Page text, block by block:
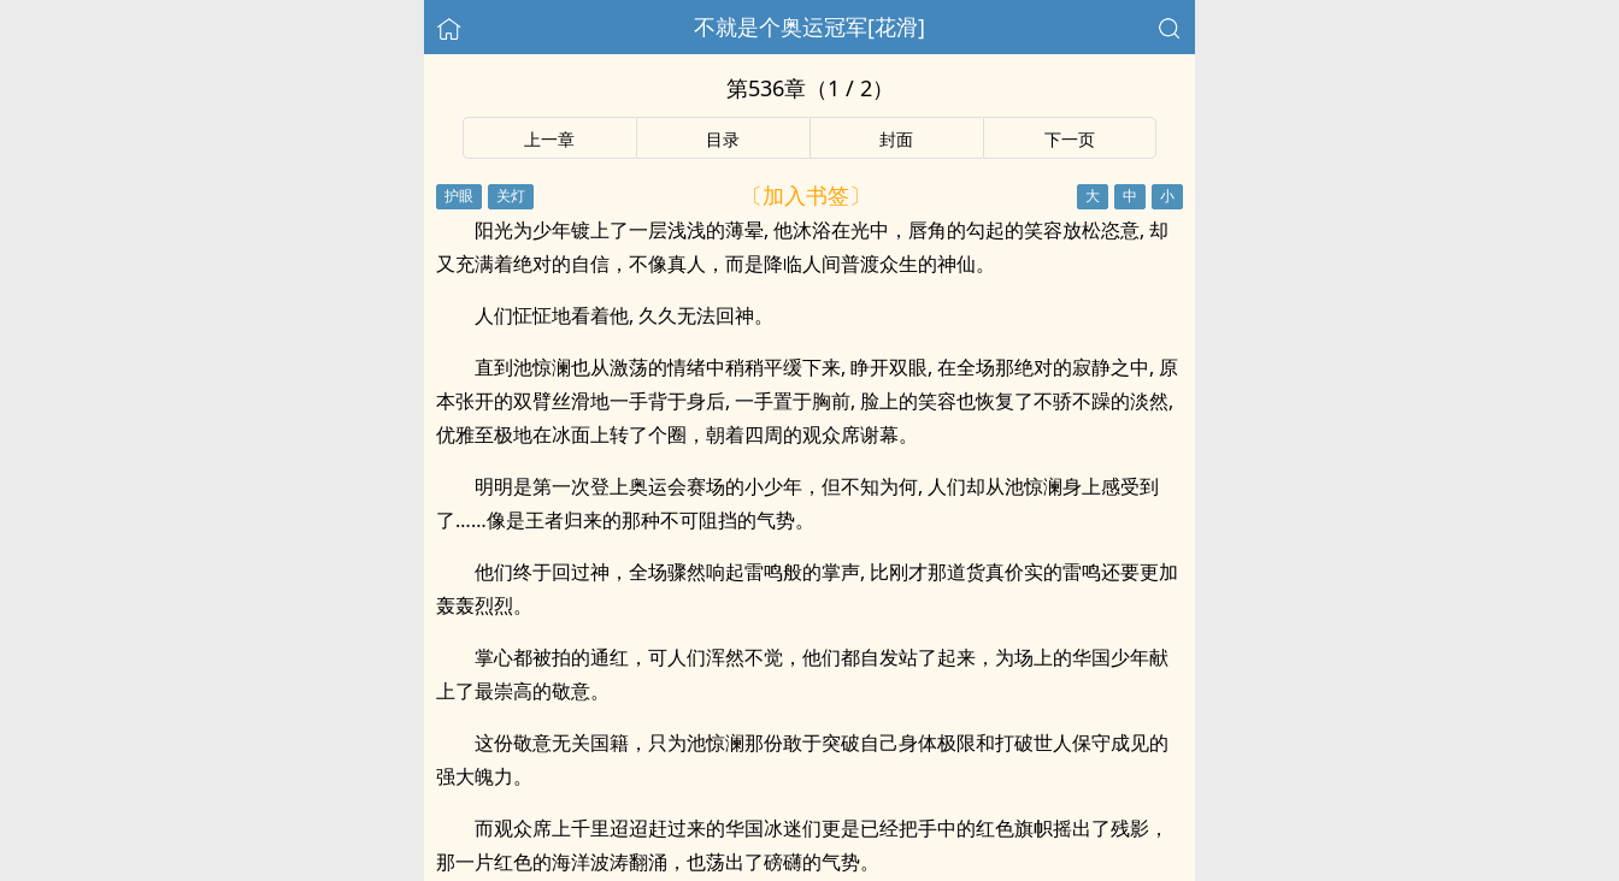
不就是个奥运冠军[花滑]
第536章（1 / 2）
上一章 目录 封面 下一页
〔加入书签〕
阳光为少年镀上了一层浅浅的薄晕, 他沐浴在光中，唇角的勾起的笑容放松恣意, 却
又充满着绝对的自信，不像真人，而是降临人间普渡众生的神仙。
人们怔怔地看着他, 久久无法回神。
直到池惊澜也从激荡的情绪中稍稍平缓下来, 睁开双眼, 在全场那绝对的寂静之中, 原
本张开的双臂丝滑地一手背于身后, 一手置于胸前, 脸上的笑容也恢复了不骄不躁的淡然,
优雅至极地在冰面上转了个圈，朝着四周的观众席谢幕。
明明是第一次登上奥运会赛场的小少年，但不知为何, 人们却从池惊澜身上感受到
了……像是王者归来的那种不可阻挡的气势。
他们终于回过神，全场骤然响起雷鸣般的掌声, 比刚才那道货真价实的雷鸣还要更加
轰轰烈烈。
掌心都被拍的通红，可人们浑然不觉，他们都自发站了起来，为场上的华国少年献
上了最崇高的敬意。
这份敬意无关国籍，只为池惊澜那份敢于突破自己身体极限和打破世人保守成见的
强大魄力。
而观众席上千里迢迢赶过来的华国冰迷们更是已经把手中的红色旗帜摇出了残影，
那一片红色的海洋波涛翻涌，也荡出了磅礴的气势。